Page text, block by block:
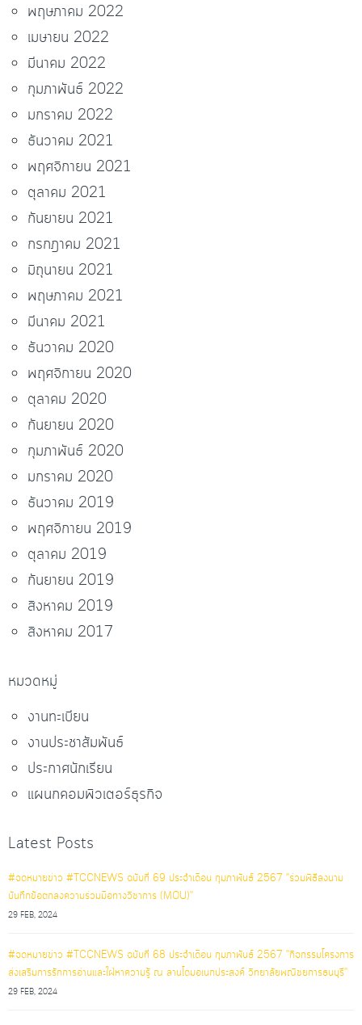
พฤษภาคม 2022
เมษายน 2022
มีนาคม 2022
กุมภาพันธ์ 2022
มกราคม 2022
ธันวาคม 2021
พฤศจิกายน 2021
ตุลาคม 2021
กันยายน 2021
กรกฎาคม 2021
มิถุนายน 2021
พฤษภาคม 2021
มีนาคม 2021
ธันวาคม 2020
พฤศจิกายน 2020
ตุลาคม 2020
กันยายน 2020
กุมภาพันธ์ 2020
มกราคม 2020
ธันวาคม 2019
พฤศจิกายน 2019
ตุลาคม 2019
กันยายน 2019
สิงหาคม 2019
สิงหาคม 2017
หมวดหมู่
งานทะเบียน
งานประชาสัมพันธ์
ประกาศนักเรียน
แผนกคอมพิวเตอร์ธุรกิจ
Latest Posts
#จดหมายข่าว #TCCNEWS ฉบับที่ 69 ประจำเดือน กุมภาพันธ์ 2567 "ร่วมพิธีลงนาม
บันทึกข้อตกลงความร่วมมือทางวิชาการ (MOU)"
29 FEB, 2024
#จดหมายข่าว #TCCNEWS ฉบับที่ 68 ประจำเดือน กุมภาพันธ์ 2567 "กิจกรรมโครงการ
ส่งเสริมการรักการอ่านและใฝ่หาความรู้ ณ ลานโดมอเนกประสงค์ วิทยาลัยพณิชยการธนบุรี"
29 FEB, 2024